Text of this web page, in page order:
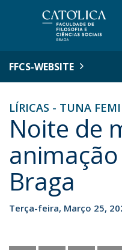
FFCS-WEBSITE
LÍRICAS - TUNA
Noite de
Braga
Terça-feira, Março 25,